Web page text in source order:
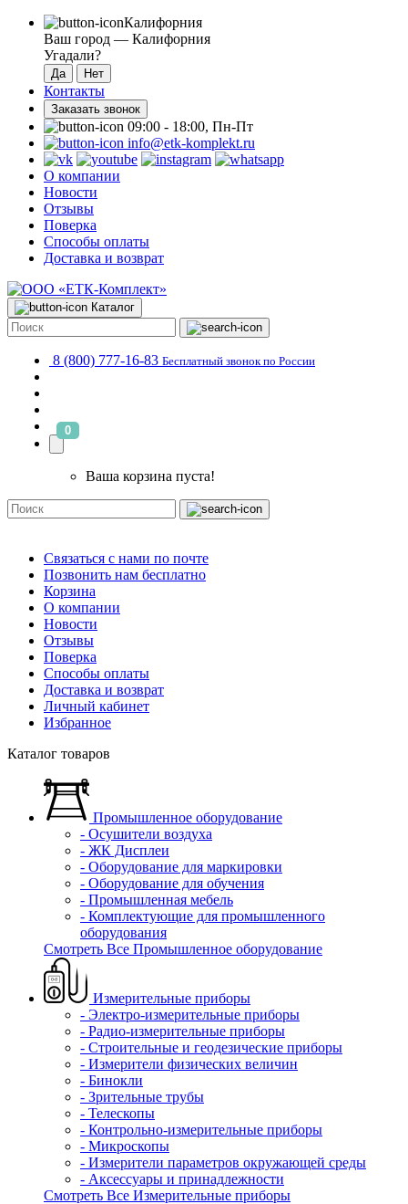
Калифорния
Ваш город — Калифорния
Угадали?
Контакты
Заказать звонок
09:00 - 18:00, Пн-Пт
info@etk-komplekt.ru
О компании
Новости
Отзывы
Поверка
Способы оплаты
Доставка и возврат
Каталог
8 (800) 777-16-83 Бесплатный звонок по России
0
Ваша корзина пуста!
Связаться с нами по почте
Позвонить нам бесплатно
Корзина
О компании
Новости
Отзывы
Поверка
Способы оплаты
Доставка и возврат
Личный кабинет
Избранное
Каталог товаров
Промышленное оборудование
- Осушители воздуха
- ЖК Дисплеи
- Оборудование для маркировки
- Оборудование для обучения
- Промышленная мебель
- Комплектующие для промышленного
оборудования
Смотреть Все Промышленное оборудование
Измерительные приборы
- Электро-измерительные приборы
- Радио-измерительные приборы
- Строительные и геодезические приборы
- Измерители физических величин
- Бинокли
- Зрительные трубы
- Телескопы
- Контрольно-измерительные приборы
- Микроскопы
- Измерители параметров окружающей среды
- Аксессуары и принадлежности
Смотреть Все Измерительные приборы